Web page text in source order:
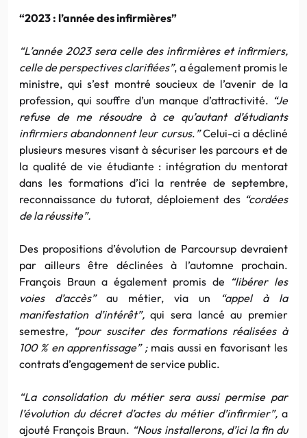
“2023 : l’année des infirmières”
“L’année 2023 sera celle des infirmières et infirmiers,
celle de perspectives clarifiées”, a également promis le
ministre, qui s’est montré soucieux de l’avenir de la
profession, qui souffre d’un manque d’attractivité. “Je
refuse de me résoudre à ce qu’autant d’étudiants
infirmiers abandonnent leur cursus. ”Celui-ci a décliné
plusieurs mesures visant à sécuriser les parcours et de
la qualité de vie étudiante : intégration du mentorat
dans les formations d’ici la rentrée de septembre,
reconnaissance du tutorat, déploiement des “cordées
de la réussite”.
Des propositions d’évolution de Parcoursup devraient
par ailleurs être déclinées à l’automne prochain.
François Braun a également promis de “libérer les
voies d’accès” au métier, via un
“appel à la
manifestation d’intérêt”,qui sera lancé au premier
semestre, “pour susciter des formations réalisées à
100 % en apprentissage” ; mais aussi en favorisant les
contrats d’engagement de service public.
“La consolidation du métier sera aussi permise par
l’évolution du décret d’actes du métier d’infirmier”, a
ajouté François Braun. “Nous installerons, d’ici la fin du